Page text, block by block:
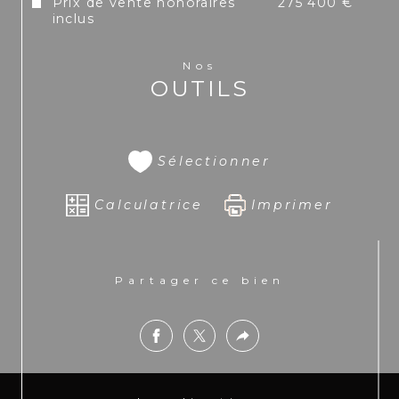
0003 7333 délivré par la CCI de Saint Martin.
inclus
Nos
OUTILS
Sélectionner
Calculatrice Imprimer
Partager ce bien